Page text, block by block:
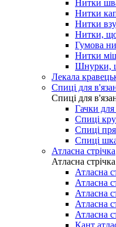
Нитки
Нитки
Нитки
Нитки, що
Гумова
Нитки
Шнурки,
Лекала
Cпиці для
Cпиці для
Гачки для
Спиці
Спиці
Спиці
Атласна стрічка
Атласна стрічка
Атласна
Атласна
Атласна
Атласна
Атласна
Кант